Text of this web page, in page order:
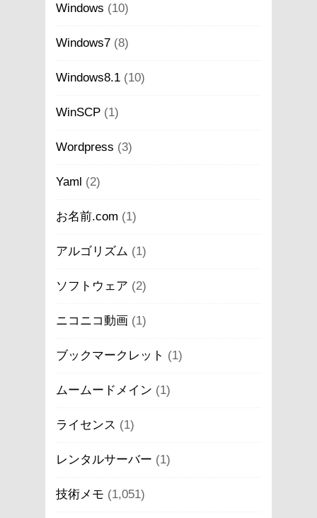
Windows (10)
Windows7 (8)
Windows8.1 (10)
WinSCP (1)
Wordpress (3)
Yaml (2)
お名前.com (1)
アルゴリズム (1)
ソフトウェア (2)
ニコニコ動画 (1)
ブックマークレット (1)
ムームードメイン (1)
ライセンス (1)
レンタルサーバー (1)
技術メモ (1,051)